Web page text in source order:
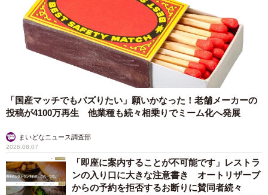
関係性でした。現在は、双子が歩けるようになってパワー
が出てきています。むぎは急に抱きつかれたり、大きい声
に驚かされたりで、落ち着かないようです……（笑）。
そのような状況にも関わらず、テレビを見るふたりにそ
っと寄り添ったり、髪を乾かされている双子の様子を見に
きたり、むぎはいつでも姉のような優しさを見せてくれて
います。そんなむぎにようやく、『むぎちゃんかわいい！
むぎちゃんだいしゅき！』と言えるようになってきた双子
です」
「国産マッチでもバズりたい」願いかなった！老舗メーカーの
投稿が4100万再生 他業種も続々相乗りでミーム化へ発展
まいどなニュース調査部
2026.08.07
「即座に案内することが不可能です」レストラ
ンの入り口に大きな注意書き オートリザーブ
からの予約を拒否するお断りに賛同者続々